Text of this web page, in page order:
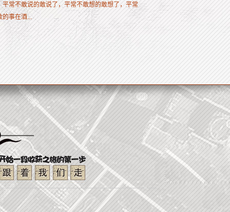
常不敢说的敢说了，平常不敢想的敢想了，平常
的事在酒...